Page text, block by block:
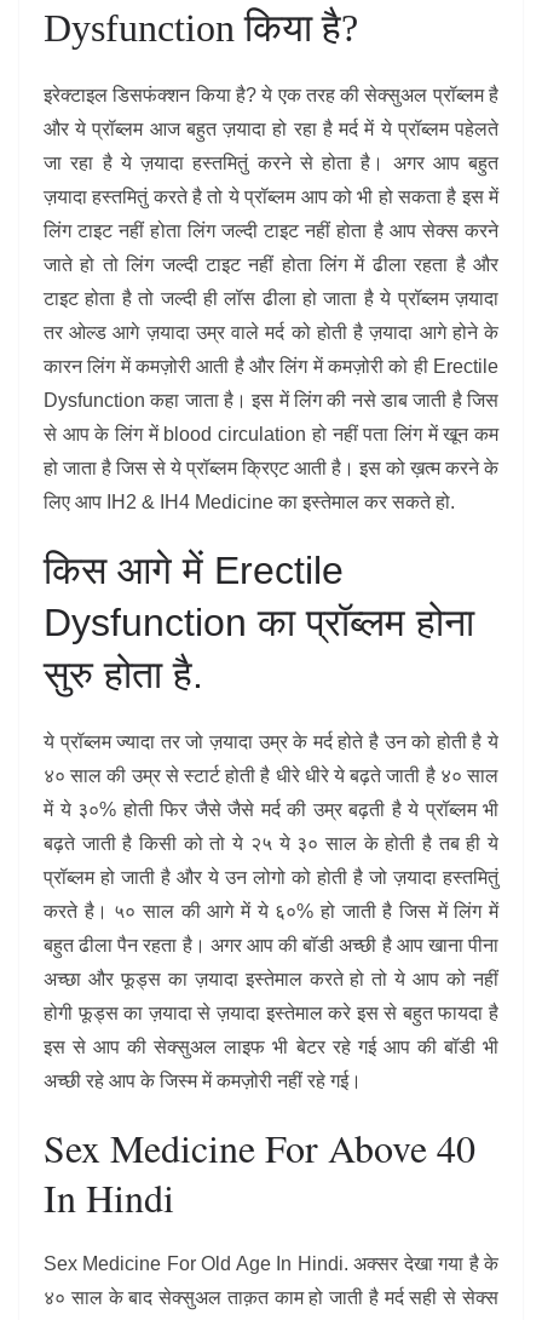
Dysfunction किया है?
इरेक्टाइल डिसफंक्शन किया है? ये एक तरह की सेक्सुअल प्रॉब्लम है
और ये प्रॉब्लम आज बहुत ज़यादा हो रहा है मर्द में ये प्रॉब्लम पहेलते
जा रहा है ये ज़यादा हस्तमितुं करने से होता है। अगर आप बहुत
ज़यादा हस्तमितुं करते है तो ये प्रॉब्लम आप को भी हो सकता है इस में
लिंग टाइट नहीं होता लिंग जल्दी टाइट नहीं होता है आप सेक्स करने
जाते हो तो लिंग जल्दी टाइट नहीं होता लिंग में ढीला रहता है और
टाइट होता है तो जल्दी ही लॉस ढीला हो जाता है ये प्रॉब्लम ज़यादा
तर ओल्ड आगे ज़यादा उम्र वाले मर्द को होती है ज़यादा आगे होने के
कारन लिंग में कमज़ोरी आती है और लिंग में कमज़ोरी को ही Erectile
Dysfunction कहा जाता है। इस में लिंग की नसे डाब जाती है जिस
से आप के लिंग में blood circulation हो नहीं पता लिंग में खून कम
हो जाता है जिस से ये प्रॉब्लम क्रिएट आती है। इस को ख़त्म करने के
लिए आप IH2 & IH4 Medicine का इस्तेमाल कर सकते हो.
किस आगे में Erectile
Dysfunction का प्रॉब्लम होना
सुरु होता है.
ये प्रॉब्लम ज्यादा तर जो ज़यादा उम्र के मर्द होते है उन को होती है ये
४० साल की उम्र से स्टार्ट होती है धीरे धीरे ये बढ़ते जाती है ४० साल
में ये ३०% होती फिर जैसे जैसे मर्द की उम्र बढ़ती है ये प्रॉब्लम भी
बढ़ते जाती है किसी को तो ये २५ ये ३० साल के होती है तब ही ये
प्रॉब्लम हो जाती है और ये उन लोगो को होती है जो ज़यादा हस्तमितुं
करते है। ५० साल की आगे में ये ६०% हो जाती है जिस में लिंग में
बहुत ढीला पैन रहता है। अगर आप की बॉडी अच्छी है आप खाना पीना
अच्छा और फूड्स का ज़यादा इस्तेमाल करते हो तो ये आप को नहीं
होगी फूड्स का ज़यादा से ज़यादा इस्तेमाल करे इस से बहुत फायदा है
इस से आप की सेक्सुअल लाइफ भी बेटर रहे गई आप की बॉडी भी
अच्छी रहे आप के जिस्म में कमज़ोरी नहीं रहे गई।
Sex Medicine For Above 40
In Hindi
Sex Medicine For Old Age In Hindi. अक्सर देखा गया है के
४० साल के बाद सेक्सुअल ताक़त काम हो जाती है मर्द सही से सेक्स